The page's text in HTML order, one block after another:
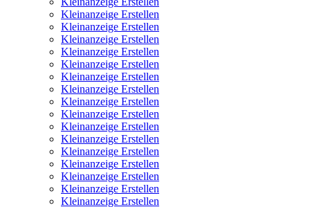
Kleinanzeige Erstellen
Kleinanzeige Erstellen
Kleinanzeige Erstellen
Kleinanzeige Erstellen
Kleinanzeige Erstellen
Kleinanzeige Erstellen
Kleinanzeige Erstellen
Kleinanzeige Erstellen
Kleinanzeige Erstellen
Kleinanzeige Erstellen
Kleinanzeige Erstellen
Kleinanzeige Erstellen
Kleinanzeige Erstellen
Kleinanzeige Erstellen
Kleinanzeige Erstellen
Kleinanzeige Erstellen